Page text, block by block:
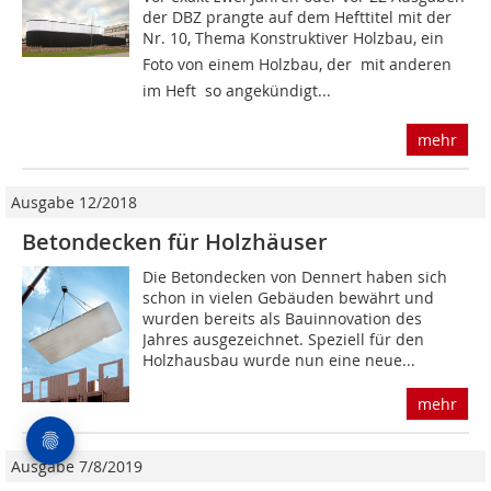
der DBZ prangte auf dem Hefttitel mit der
Nr. 10, Thema Konstruktiver Holzbau, ein
Foto von einem Holzbau, der  mit anderen
im Heft  so angekündigt...
mehr
Ausgabe 12/2018
Betondecken für Holzhäuser
Die Betondecken von Dennert haben sich
schon in vielen Gebäuden bewährt und
wurden bereits als Bauinnovation des
Jahres ausgezeichnet. Speziell für den
Holzhausbau wurde nun eine neue...
mehr
Ausgabe 7/8/2019